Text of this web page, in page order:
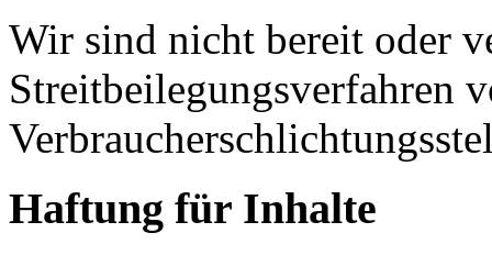
Wir sind nicht bereit oder
Streitbeilegungsverfahren
Haftung für Inhalte